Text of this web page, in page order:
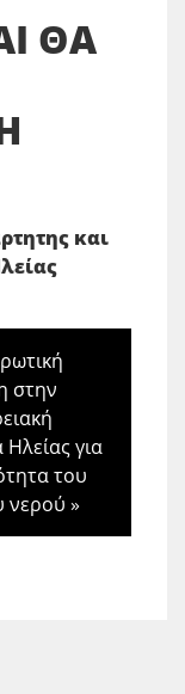
ΘΑ
και
στην
για
του
νερού »